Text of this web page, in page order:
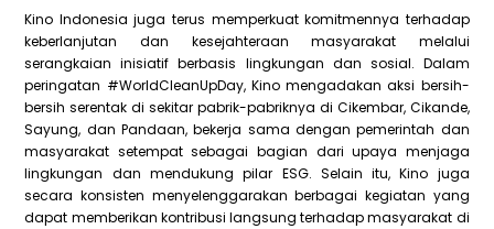
Kino Indonesia juga terus memperkuat komitmennya terhadap
keberlanjutan dan kesejahteraan masyarakat melalui
serangkaian inisiatif berbasis lingkungan dan sosial. Dalam
peringatan #WorldCleanUpDay, Kino mengadakan aksi bersih-
bersih serentak di sekitar pabrik-pabriknya di Cikembar, Cikande,
Sayung, dan Pandaan, bekerja sama dengan pemerintah dan
masyarakat setempat sebagai bagian dari upaya menjaga
lingkungan dan mendukung pilar ESG. Selain itu, Kino juga
secara konsisten menyelenggarakan berbagai kegiatan yang
dapat memberikan kontribusi langsung terhadap masyarakat di